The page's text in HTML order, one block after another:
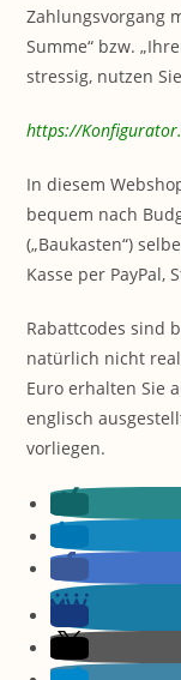
Zahlungsvorgang
Summe“ bzw.
stressig, nutzen
https://
In diesem
bequem nach
(„Baukasten“)
Kasse per PayPal,
Rabattcodes sind
natürlich nicht
Euro erhalten Sie
englisch
vorliegen.